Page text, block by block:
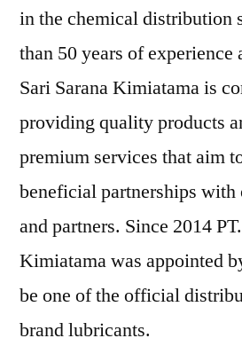
in the chemical distribution
than 50 years of experience
Sari Sarana Kimiatama is
providing quality products
premium services that aim
beneficial partnerships with
and partners. Since 2014
Kimiatama was appointed
be one of the official
brand lubricants.